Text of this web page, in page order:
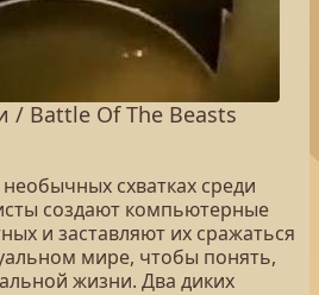
/ Battle Of The Beasts
схватках среди
создают компьютерные
и заставляют их сражаться
мире, чтобы понять,
жизни. Два диких